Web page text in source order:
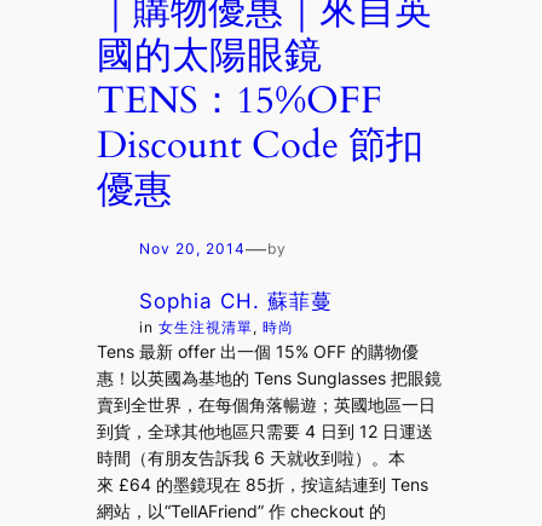
｜購物優惠｜來自英
國的太陽眼鏡
TENS：15%OFF
Discount Code 節扣
優惠
Nov 20, 2014—by
Sophia CH. 蘇菲蔓
in女生注視清單, 時尚
Tens 最新 offer 出一個 15% OFF 的購物優
惠！以英國為基地的 Tens Sunglasses 把眼鏡
賣到全世界，在每個角落暢遊；英國地區一日
到貨，全球其他地區只需要 4 日到 12 日運送
時間（有朋友告訴我 6 天就收到啦）。本
來 £64 的墨鏡現在 85折，按這結連到 Tens
網站，以“TellAFriend” 作 checkout 的